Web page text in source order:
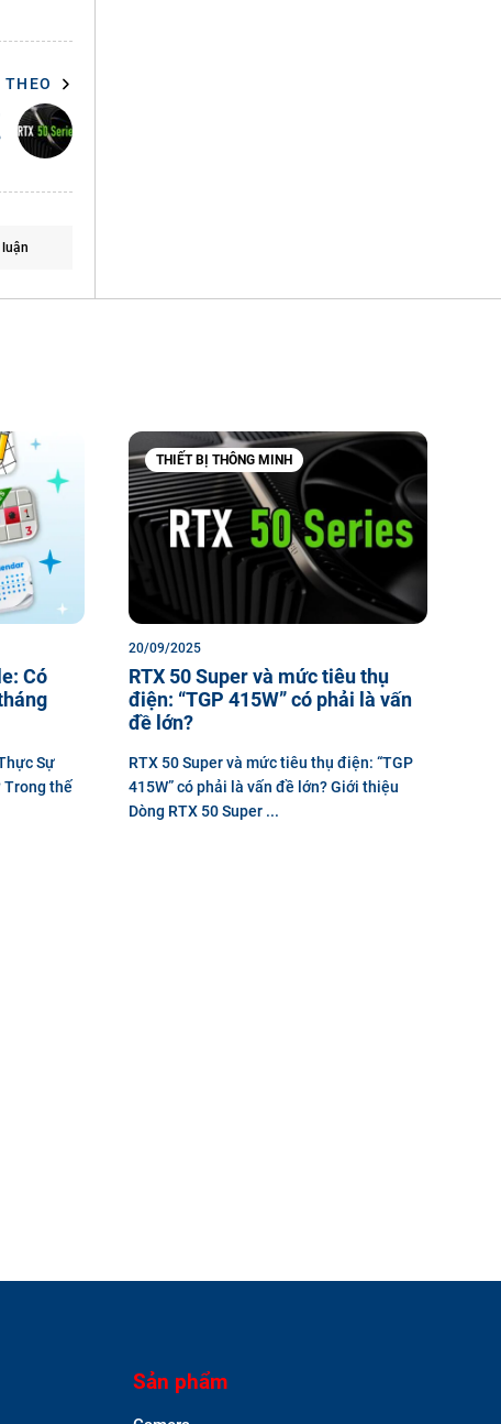
Có
Sự
Trong thế
THIẾT BỊ THÔNG MINH
20/09/2025
RTX 50 Super và mức tiêu thụ
điện: “TGP 415W” có phải là vấn
đề lớn?
RTX 50 Super và mức tiêu thụ điện: “TGP
415W” có phải là vấn đề lớn? Giới thiệu
Dòng RTX 50 Super ...
Sản phẩm